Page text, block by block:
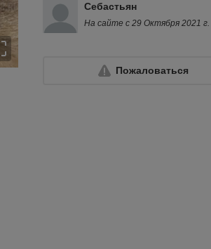
Себастьян
На сайте с 29 Октября 2021 г.
Пожаловаться